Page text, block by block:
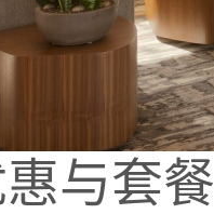
与套餐